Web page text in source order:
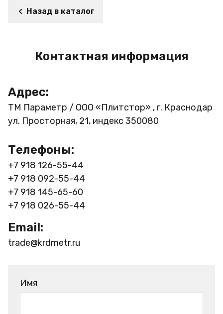
Назад в каталог
Контактная информация
Адрес:
ТМ Параметр / ООО «Плитстор» , г. Краснодар
ул. Просторная, 21, индекс 350080
Телефоны:
+7 918 126-55-44
+7 918 092-55-44
+7 918 145-65-60
+7 918 026-55-44
Email:
trade@krdmetr.ru
Имя